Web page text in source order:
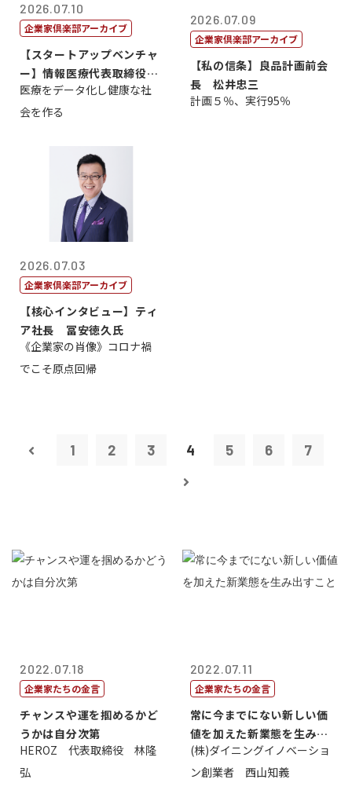
2026.07.10
企業家倶楽部アーカイブ
【スタートアップベンチャ
ー】情報医療代表取締役
原 聖吾
医療をデータ化し健康な社
会を作る
2026.07.09
企業家倶楽部アーカイブ
【私の信条】良品計画前会
長 松井忠三
計画５％、実行95％
2026.07.03
企業家倶楽部アーカイブ
【核心インタビュー】ティ
ア社長 冨安徳久氏
《企業家の肖像》コロナ禍
でこそ原点回帰
1 2 3 4 5 6 7
2022.07.18
企業家たちの金言
チャンスや運を掴めるかど
うかは自分次第
HEROZ 代表取締役 林隆
弘
2022.07.11
企業家たちの金言
常に今までにない新しい価
値を加えた新業態を生み出
すこと
(株)ダイニングイノベーショ
ン創業者 西山知義